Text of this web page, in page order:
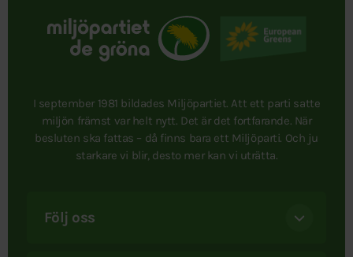
I september 1981 bildades Miljöpartiet. Att ett parti satte
miljön främst var helt nytt. Det är det fortfarande. När
besluten ska fattas – då finns bara ett Miljöparti. Och ju
starkare vi blir, desto mer kan vi uträtta.
Följ oss